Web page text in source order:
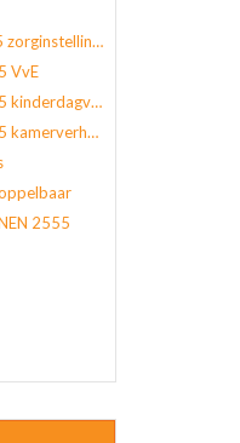
rookmelders NEN 2555 zorginstellingen
VvE
Rookmelders NEN 2555 kinderdagverblijf
Rookmelders NEN 2555 kamerverhuur
2555